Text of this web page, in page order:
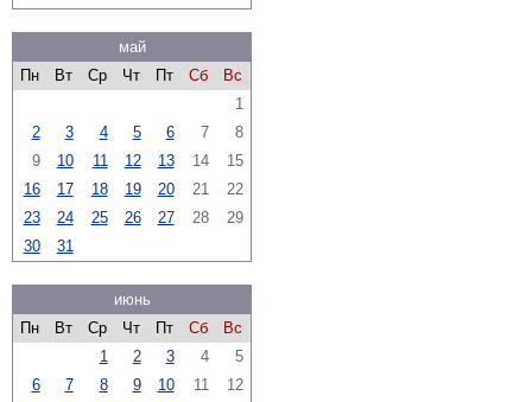
май
Пн
Вт Ср Чт Пт Сб
Вс
1
2
3 4 5 6 7
8
9
10 11 12 13 14
15
16
17 18 19 20 21
22
23
24 25 26 27 28
29
30
31
июнь
Пн
Вт Ср Чт Пт Сб
Вс
1
2 3 4
5
6
7 8 9 10 11
12